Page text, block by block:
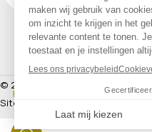
© 2026 Drogisterij Het Geheim |
Sitemap